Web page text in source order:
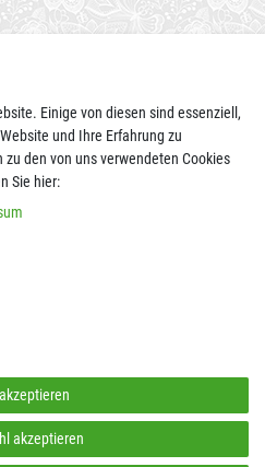
Einige von diesen sind essenziell,
und Ihre Erfahrung zu
den von uns verwendeten Cookies
Sie hier:
akzeptieren